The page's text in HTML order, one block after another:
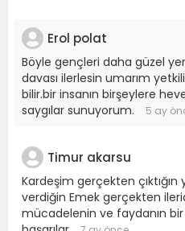
Erol polat
Böyle gençleri daha güzel
davası ilerlesin umarım
bilir.bir insanın birşeylere
saygılar sunuyorum.
5 ay
Timur akarsu
Kardeşim gerçekten
verdiğin Emek gerçekten
mücadelenin ve faydanın bir